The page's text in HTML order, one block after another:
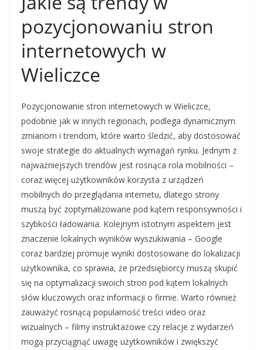
pozycjonowaniu stron
internetowych w
Wieliczce
Pozycjonowanie stron internetowych w Wieliczce,
podobnie jak w innych regionach, podlega dynamicznym
zmianom i trendom, które warto śledzić, aby dostosować
swoje strategie do aktualnych wymagań rynku. Jednym z
najważniejszych trendów jest rosnąca rola mobilności –
coraz więcej użytkowników korzysta z urządzeń
mobilnych do przeglądania internetu, dlatego strony
muszą być zoptymalizowane pod kątem responsywności i
szybkości ładowania. Kolejnym istotnym aspektem jest
znaczenie lokalnych wyników wyszukiwania – Google
coraz bardziej promuje wyniki dostosowane do lokalizacji
użytkownika, co sprawia, że przedsiębiorcy muszą skupić
się na optymalizacji swoich stron pod kątem lokalnych
słów kluczowych oraz informacji o firmie. Warto również
zauważyć rosnącą popularność treści video oraz
wizualnych – filmy instruktażowe czy relacje z wydarzeń
mogą przyciągnąć uwagę użytkowników i zwiększyć